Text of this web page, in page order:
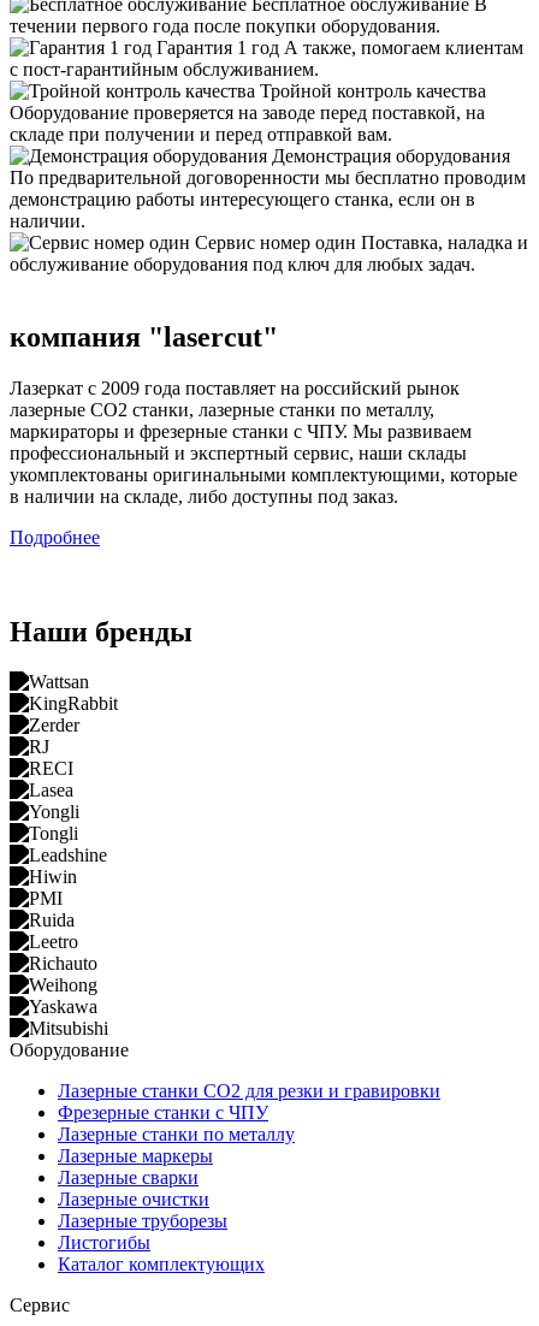
течении первого года после покупки оборудования.
Гарантия 1 год А также, помогаем клиентам
с пост-гарантийным обслуживанием.
Тройной контроль качества
Оборудование проверяется на заводе перед поставкой, на
складе при получении и перед отправкой вам.
Демонстрация оборудования
По предварительной договоренности мы бесплатно проводим
демонстрацию работы интересующего станка, если он в
наличии.
Сервис номер один Поставка, наладка и
обслуживание оборудования под ключ для любых задач.
компания "laserсut"
Лазеркат с 2009 года поставляет на российский рынок
лазерные СО2 станки, лазерные станки по металлу,
маркираторы и фрезерные станки с ЧПУ. Мы развиваем
профессиональный и экспертный сервис, наши склады
укомплектованы оригинальными комплектующими, которые
в наличии на складе, либо доступны под заказ.
Подробнее
Наши бренды
Оборудование
Лазерные станки CO2 для резки и гравировки
Фрезерные станки с ЧПУ
Лазерные станки по металлу
Лазерные маркеры
Лазерные сварки
Лазерные очистки
Лазерные труборезы
Листогибы
Каталог комплектующих
Сервис